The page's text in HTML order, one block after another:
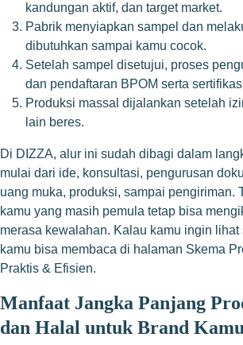
kandungan aktif, dan target market.
Pabrik menyiapkan sampel dan
dibutuhkan sampai kamu cocok.
Setelah sampel disetujui, proses
dan pendaftaran BPOM serta
Produksi massal dijalankan setelah
lain beres.
Di DIZZA, alur ini sudah dibagi dalam
mulai dari ide, konsultasi, pengurusan
uang muka, produksi, sampai pengiriman.
kamu yang masih pemula tetap bisa
merasa kewalahan. Kalau kamu ingin lihat
kamu bisa membaca di halaman Skema
Praktis & Efisien.
Manfaat Jangka Panjang
dan Halal untuk Brand Kamu